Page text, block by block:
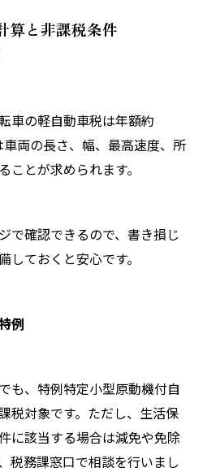
算と非課税条件
車の軽自動車税は年額約
両の長さ、幅、最高速度、所
ことが求められます。
で確認できるので、書き損じ
しておくと安心です。
例
も、特例特定小型原動機付自
税対象です。ただし、生活保
に該当する場合は減免や免除
税務課窓口で相談を行いまし